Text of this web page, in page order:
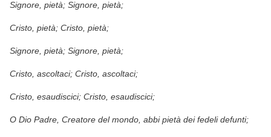
Signore, pietà; Signore, pietà;
Cristo, pietà; Cristo, pietà;
Signore, pietà; Signore, pietà;
Cristo, ascoltaci; Cristo, ascoltaci;
Cristo, esaudiscici; Cristo, esaudiscici;
O Dio Padre, Creatore del mondo, abbi pietà dei fedeli defunti;